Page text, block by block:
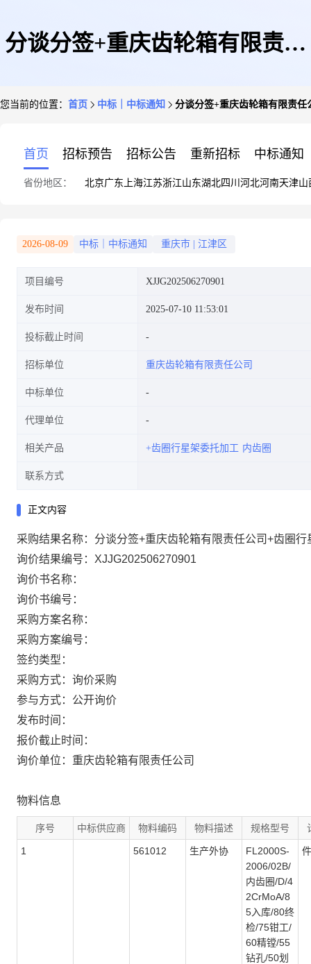
分谈分签+重庆齿轮箱有限责任
您当前的位置： 首页 中标｜中标通知 分谈分签+重庆齿轮箱有限责任
首页 招标预告 招标公告 重新招标 中标通知
省份地区： 北京广东 上海江苏浙江山东湖北四川 河北河南天津山
2026-08-09 中标｜中标通知 重庆市 江津区
项目编号 XJJG202506270901
发布时间 2025-07-10 11:53:01
投标截止时间
招标单位 重庆齿轮箱有限责任公司
中标单位
代理单位
相关产品 +齿圈行星架委托加工 内齿圈
联系方式
正文内容
采购结果名称：分谈分签+重庆齿轮箱有限责任公司+齿圈
询价结果编号：XJJG202506270901
询价书名称：
询价书编号：
采购方案名称：
采购方案编号：
签约类型：
采购方式：询价采购
参与方式：公开询价
发布时间：
报价截止时间：
询价单位：重庆齿轮箱有限责任公司
物料信息
序号 中标供应商 物料编码 物料描述 规格型号
1 561012 生产外协
FL2000S-
2006/02B/
内齿圈/D/4
2CrMoA/8
5入库/80终
检/75钳工/
60精镗/55
钻孔/50划
件